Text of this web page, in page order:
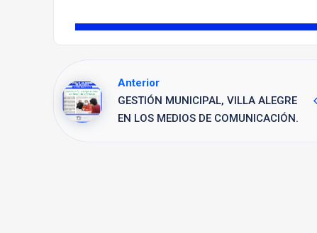
Anterior
GESTIÓN MUNICIPAL, VILLA ALEGRE
EN LOS MEDIOS DE COMUNICACIÓN.